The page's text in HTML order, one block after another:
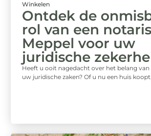
Winkelen
Ontdek de
rol van een
Meppel voor uw
juridische
Heeft u ooit nagedacht over het belang van
uw juridische zaken? Of u nu een huis